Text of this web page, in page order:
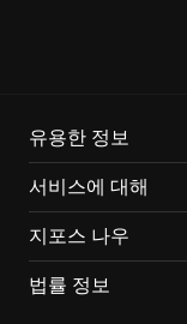
유용한 정보
서비스에 대해
지포스 나우
법률 정보